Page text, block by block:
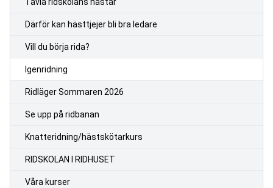
Därför kan hästtjejer bli bra ledare
Vill du börja rida?
Igenridning
Ridläger Sommaren 2026
Se upp på ridbanan
Knatteridning/hästskötarkurs
RIDSKOLAN I RIDHUSET
Våra kurser